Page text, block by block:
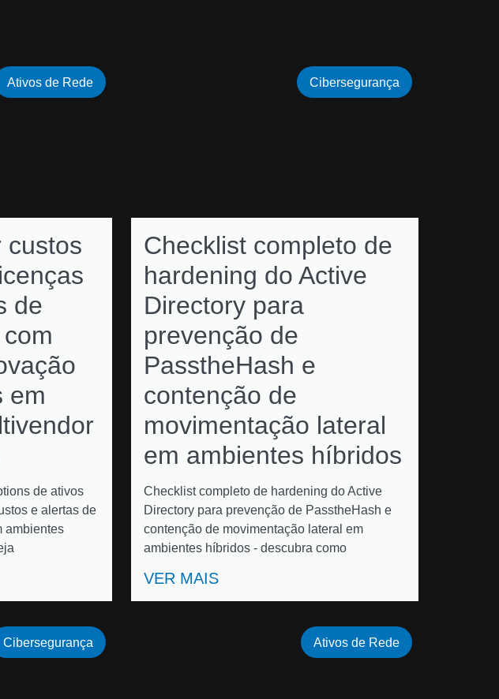
custos
de
em
de ativos
e alertas de
ambientes
Ativos de Rede
Checklist completo de
hardening do Active
Directory para
prevenção de
PasstheHash e
contenção de
movimentação lateral
em ambientes híbridos
Checklist completo de hardening do Active
Directory para prevenção de PasstheHash e
contenção de movimentação lateral em
ambientes híbridos - descubra como
VER MAIS
Cibersegurança
Cibersegurança Ativos de Rede